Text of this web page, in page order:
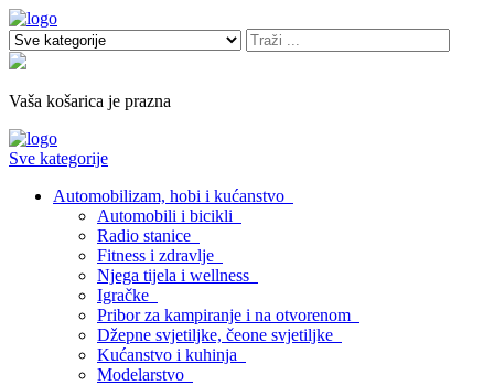
Vaša košarica je prazna
Sve kategorije
Automobilizam, hobi i kućanstvo
Automobili i bicikli
Radio stanice
Fitness i zdravlje
Njega tijela i wellness
Igračke
Pribor za kampiranje i na otvorenom
Džepne svjetiljke, čeone svjetiljke
Kućanstvo i kuhinja
Modelarstvo